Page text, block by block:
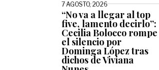
7 AGOSTO, 2026
“No va a llegar al top
five, lamento decirlo”:
Cecilia Bolocco rompe
el silencio por
Dominga López tras
dichos de Viviana